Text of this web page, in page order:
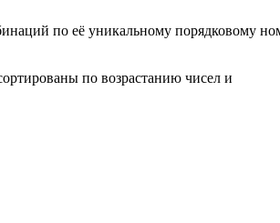
по её уникальному порядковому
по возрастанию чисел и